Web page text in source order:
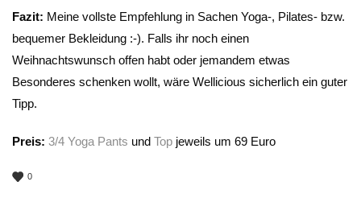
Fazit: Meine vollste Empfehlung in Sachen Yoga-, Pilates- bzw.
bequemer Bekleidung :-). Falls ihr noch einen
Weihnachtswunsch offen habt oder jemandem etwas
Besonderes schenken wollt, wäre Wellicious sicherlich ein guter
Tipp.
Preis: 3/4 Yoga Pants und Top jeweils um 69 Euro
0